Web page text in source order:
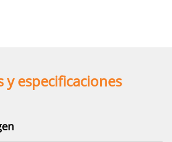
y especificaciones